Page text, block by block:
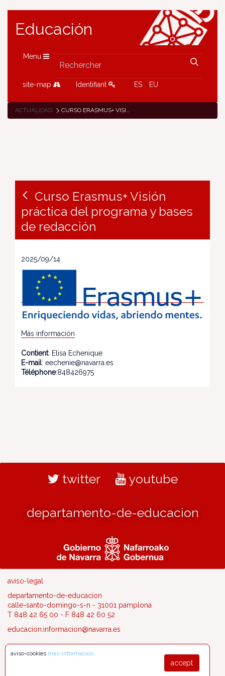
Educación
Menu
site-map Identifiant ES EU
ACTUALIDAD CURSO ERASMUS+ VISIÓN PRÁCTICA DEL PROGRAMA Y BASES DE REDACCIÓN
Curso Erasmus+ Visión
práctica del programa y bases
de redacción
2025/09/14
Más información
Contient: Elisa Echenique
E-mail: eechenie@navarra.es
Téléphone:848426975
twitter youtube
departamento-de-educacion
aviso-legal
departamento-de-educacion
calle-santo-domingo-s-n - 31001 pamplona
T 848 42 65 00 - F 848 42 60 52
educacion.informacion@navarra.es
accept
aviso-cookies mas-informacion.